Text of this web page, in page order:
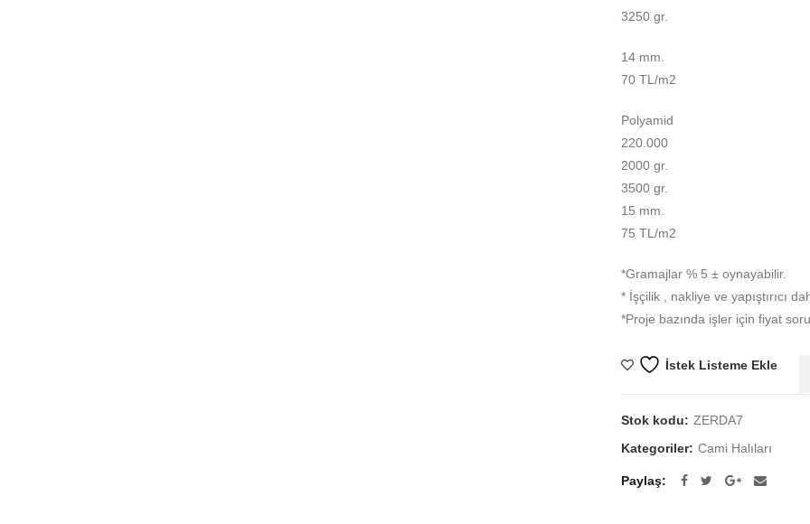
3250 gr.
14 mm.
70 TL/m2
Polyamid
220.000
2000 gr.
3500 gr.
15 mm.
75 TL/m2
*Gramajlar % 5 ± oynayabilir.
* İşçilik , nakliye ve yapıştırıcı
*Proje bazında işler için fiyat
İstek Listeme Ekle
Stok kodu: ZERDA7
Kategoriler: Cami Halıları
Paylaş